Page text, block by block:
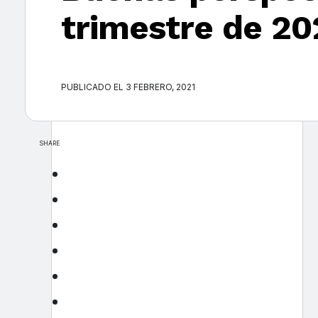
trimestre de
PUBLICADO EL 3 FEBRERO, 2021
SHARE